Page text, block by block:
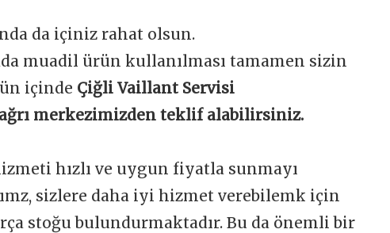
da içiniz rahat olsun.
muadil ürün kullanılması tamamen sizin
içinde Çiğli Vaillant Servisi
merkezimizden teklif alabilirsiniz.
hızlı ve uygun fiyatla sunmayı
sizlere daha iyi hizmet verebilemk için
stoğu bulundurmaktadır. Bu da önemli bir